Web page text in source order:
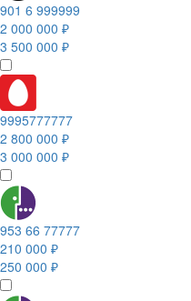
901 6 999999
2 000 000 ₽
3 500 000 ₽
9995777777
2 800 000 ₽
3 000 000 ₽
953 66 77777
210 000 ₽
250 000 ₽